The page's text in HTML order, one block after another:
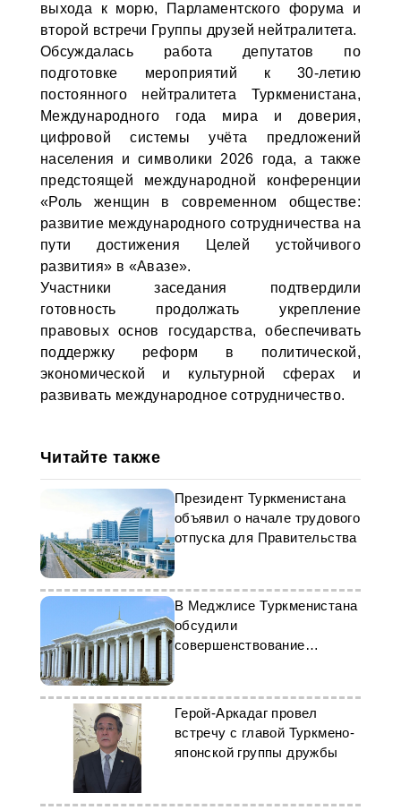
выхода к морю, Парламентского форума и
второй встречи Группы друзей нейтралитета.
Обсуждалась работа депутатов по
подготовке мероприятий к 30-летию
постоянного нейтралитета Туркменистана,
Международного года мира и доверия,
цифровой системы учёта предложений
населения и символики 2026 года, а также
предстоящей международной конференции
«Роль женщин в современном обществе:
развитие международного сотрудничества на
пути достижения Целей устойчивого
развития» в «Авазе».
Участники заседания подтвердили
готовность продолжать укрепление
правовых основ государства, обеспечивать
поддержку реформ в политической,
экономической и культурной сферах и
развивать международное сотрудничество.
Читайте также
Президент Туркменистана
объявил о начале трудового
отпуска для Правительства
В Меджлисе Туркменистана
обсудили
совершенствование
Герой-Аркадаг провел
встречу с главой Туркмено-
японской группы дружбы